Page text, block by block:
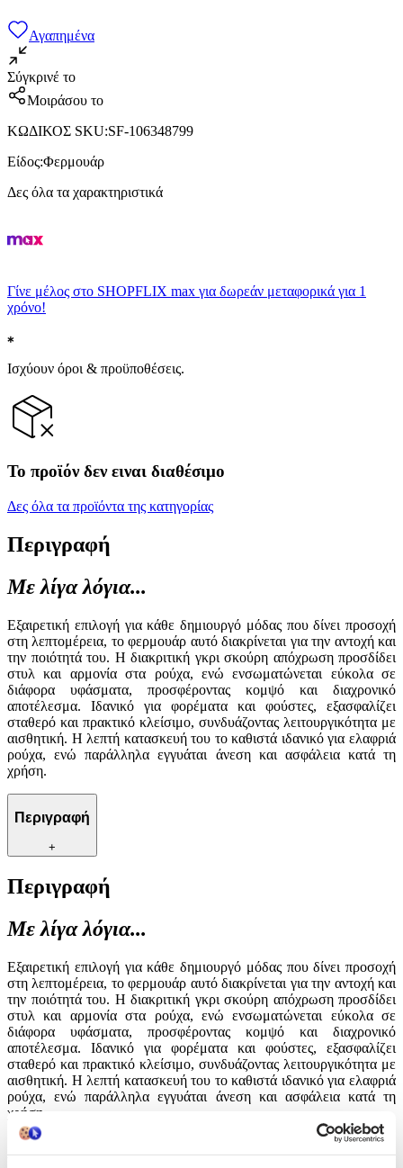
Αγαπημένα
Σύγκρινέ το
Μοιράσου το
ΚΩΔΙΚΟΣ SKU:SF-106348799
Είδος:Φερμουάρ
Δες όλα τα χαρακτηριστικά
Γίνε μέλος στο SHOPFLIX max για δωρεάν μεταφορικά για 1
χρόνο!
Ισχύουν όροι & προϋποθέσεις.
Το προϊόν δεν ειναι διαθέσιμο
Δες όλα τα προϊόντα της κατηγορίας
Περιγραφή
Με λίγα λόγια...
Εξαιρετική επιλογή για κάθε δημιουργό μόδας που δίνει προσοχή
στη λεπτομέρεια, το φερμουάρ αυτό διακρίνεται για την αντοχή και
την ποιότητά του. Η διακριτική γκρι σκούρη απόχρωση προσδίδει
στυλ και αρμονία στα ρούχα, ενώ ενσωματώνεται εύκολα σε
διάφορα υφάσματα, προσφέροντας κομψό και διαχρονικό
αποτέλεσμα. Ιδανικό για φορέματα και φούστες, εξασφαλίζει
σταθερό και πρακτικό κλείσιμο, συνδυάζοντας λειτουργικότητα με
αισθητική. Η λεπτή κατασκευή του το καθιστά ιδανικό για ελαφριά
ρούχα, ενώ παράλληλα εγγυάται άνεση και ασφάλεια κατά τη
χρήση.
Περιγραφή
+
Περιγραφή
Με λίγα λόγια...
Εξαιρετική επιλογή για κάθε δημιουργό μόδας που δίνει προσοχή
στη λεπτομέρεια, το φερμουάρ αυτό διακρίνεται για την αντοχή και
την ποιότητά του. Η διακριτική γκρι σκούρη απόχρωση προσδίδει
στυλ και αρμονία στα ρούχα, ενώ ενσωματώνεται εύκολα σε
διάφορα υφάσματα, προσφέροντας κομψό και διαχρονικό
αποτέλεσμα. Ιδανικό για φορέματα και φούστες, εξασφαλίζει
σταθερό και πρακτικό κλείσιμο, συνδυάζοντας λειτουργικότητα με
αισθητική. Η λεπτή κατασκευή του το καθιστά ιδανικό για ελαφριά
ρούχα, ενώ παράλληλα εγγυάται άνεση και ασφάλεια κατά τη
χρήση.
Χαρακτηριστικά